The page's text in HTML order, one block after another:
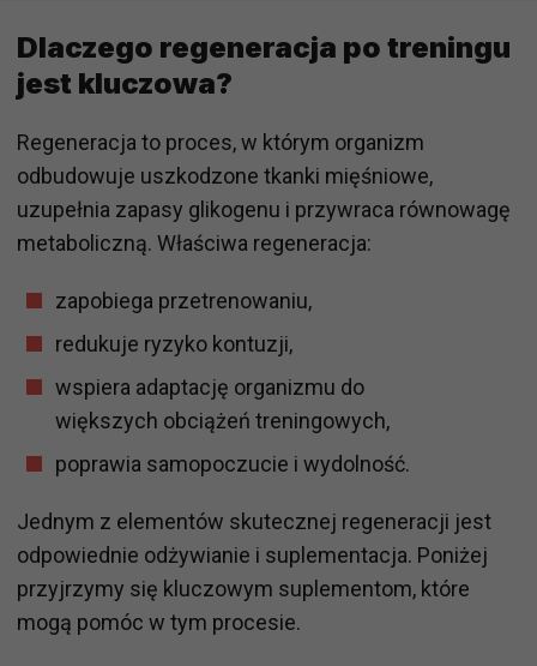
Dlaczego regeneracja po treningu
jest kluczowa?
Regeneracja to proces, w którym organizm
odbudowuje uszkodzone tkanki mięśniowe,
uzupełnia zapasy glikogenu i przywraca równowagę
metaboliczną. Właściwa regeneracja:
zapobiega przetrenowaniu,
redukuje ryzyko kontuzji,
wspiera adaptację organizmu do
większych obciążeń treningowych,
poprawia samopoczucie i wydolność.
Jednym z elementów skutecznej regeneracji jest
odpowiednie odżywianie i suplementacja. Poniżej
przyjrzymy się kluczowym suplementom, które
mogą pomóc w tym procesie.